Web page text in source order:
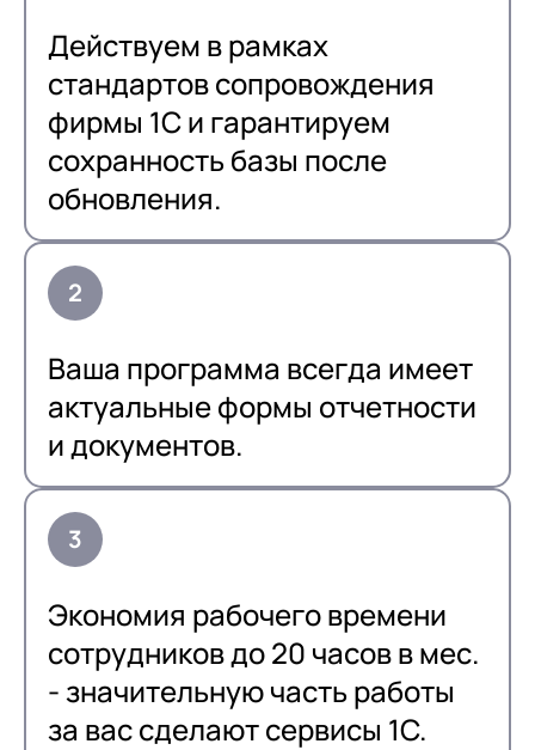
Действуем в рамках
стандартов сопровождения
фирмы 1С и гарантируем
сохранность базы после
обновления.
Ваша программа всегда имеет
актуальные формы отчетности
и документов.
Экономия рабочего времени
сотрудников до 20 часов в мес.
- значительную часть работы
за вас сделают сервисы 1С.